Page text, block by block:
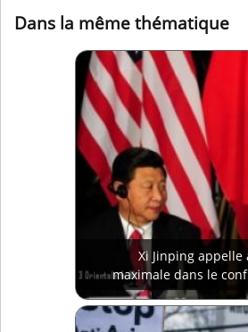
Dans la même thématique
Xi Jinping
maximale dans le